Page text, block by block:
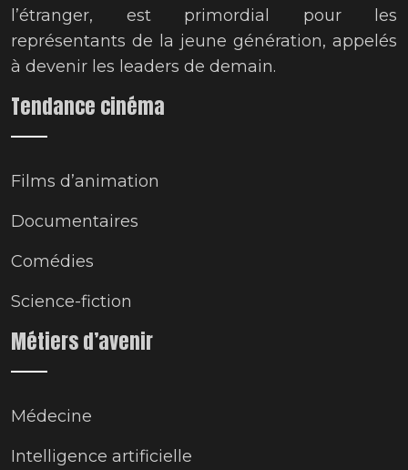
l’étranger, est primordial pour les
représentants de la jeune génération, appelés
à devenir les leaders de demain.
Tendance cinéma
Films d’animation
Documentaires
Comédies
Science-fiction
Métiers d’avenir
Médecine
Intelligence artificielle